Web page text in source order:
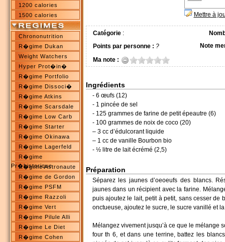
1200 calories
1500 calories
Chrononutrition
R�gime Dukan
Weight Watchers
Hyper Prot�in�
R�gime Portfolio
R�gime Dissoci�
R�gime Atkins
R�gime Scarsdale
R�gime Low Carb
R�gime Starter
R�gime Okinawa
R�gime Lagerfeld
R�gime
Pr�historique
R�gime Astronaute
R�gime de Gordon
R�gime PSFM
R�gime Razzoli
R�gime Vert
R�gime Pilule Alli
R�gime Le Diet
R�gime Cohen
Mettre à
Catégorie:
Points par personne : ?
Note
Ma note :
Ingrédients
- 6 œufs (12)
- 1 pincée de sel
- 125 grammes de farine de petit épeautre (6)
- 100 grammes de noix de coco (20)
– 3 cc d’édulcorant liquide
– 1 cc de vanille Bourbon bio
- ½ litre de lait écrémé (2,5)
Préparation
Séparez les jaunes d’oeoeufs des blancs.
jaunes dans un récipient avec la farine.
puis ajoutez le lait, petit à petit, sans cesser de
onctueuse, ajoutez le sucre, le sucre vanillé et
Mélangez vivement jusqu’à ce que le mélange
four th 6, et dans une terrine, battez les